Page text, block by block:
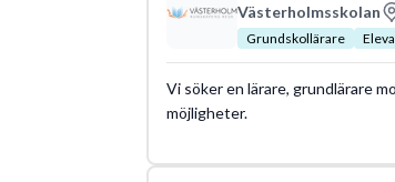
Västerholmsskolan
Grundskollärare
Vi söker en lärare, grundlärare
möjligheter.